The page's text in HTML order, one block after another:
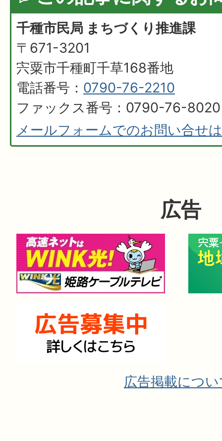
千種市民局 まちづくり推進課
〒671-3201
宍粟市千種町千草168番地
電話番号： 0790-76-2210
ファックス番号：0790-76-8020
メールフォームでのお問い合せ
広告
広告掲載につ